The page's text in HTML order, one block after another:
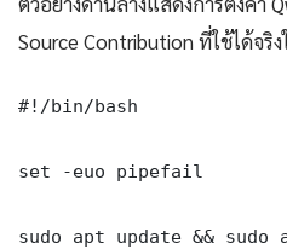
Source Contribution ที่ใช้ได้จริ
#!/bin/bash
set -euo pipefail
sudo apt update && sudo